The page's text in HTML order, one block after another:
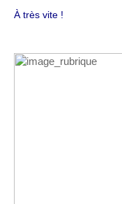
À très vite !